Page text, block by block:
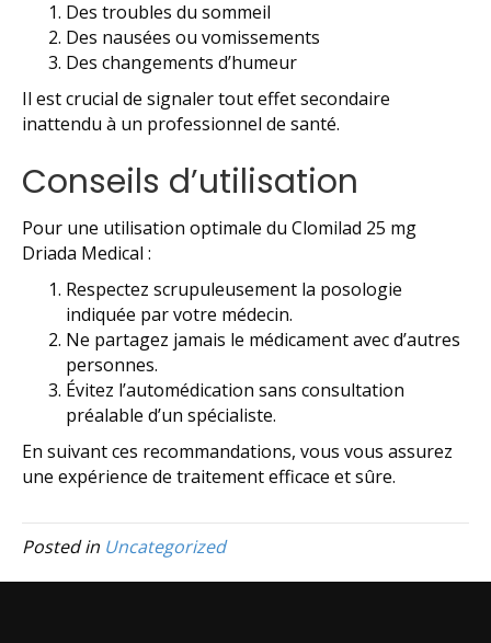
Des troubles du sommeil
Des nausées ou vomissements
Des changements d’humeur
Il est crucial de signaler tout effet secondaire
inattendu à un professionnel de santé.
Conseils d’utilisation
Pour une utilisation optimale du Clomilad 25 mg
Driada Medical :
Respectez scrupuleusement la posologie
indiquée par votre médecin.
Ne partagez jamais le médicament avec d’autres
personnes.
Évitez l’automédication sans consultation
préalable d’un spécialiste.
En suivant ces recommandations, vous vous assurez
une expérience de traitement efficace et sûre.
Posted in Uncategorized